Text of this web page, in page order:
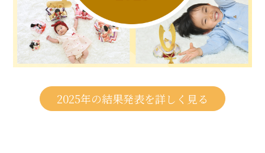
2025年の結果発表を詳しく見る